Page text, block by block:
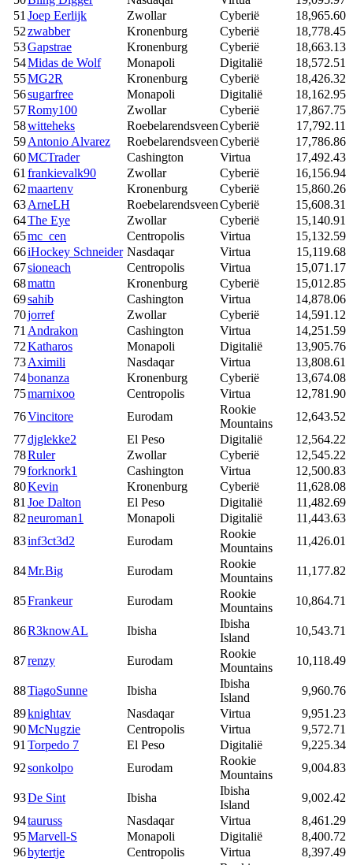
51Joep Eerlijk Zwollar Cyberië
18,965.60
52zwabber Kronenburg Cyberië
18,778.45
53Gapstrae Kronenburg Cyberië
18,663.13
54Midas de Wolf Monapoli Digitalië
18,572.51
55MG2R Kronenburg Cyberië
18,426.32
56sugarfree Monapoli Digitalië
18,162.95
57Romy100 Zwollar Cyberië
17,867.75
58witteheks RoebelarendsveenCyberië
17,792.11
59Antonio Alvarez RoebelarendsveenCyberië
17,786.86
60MCTrader Cashington Virtua
17,492.43
61frankievalk90 Zwollar Cyberië
16,156.94
62maartenv Kronenburg Cyberië
15,860.26
63ArneLH RoebelarendsveenCyberië
15,608.31
64The Eye Zwollar Cyberië
15,140.91
65mc_cen Centropolis Virtua
15,132.59
66iHockey Schneider Nasdaqar Virtua
15,119.68
67sioneach Centropolis Virtua
15,071.17
68mattn Kronenburg Cyberië
15,012.85
69sahib Cashington Virtua
14,878.06
70jorref Zwollar Cyberië
14,591.12
71Andrakon Cashington Virtua
14,251.59
72Katharos Monapoli Digitalië
13,905.76
73Aximili Nasdaqar Virtua
13,808.61
74bonanza Kronenburg Cyberië
13,674.08
75marnixoo Centropolis Virtua
12,781.90
76Vincitore Eurodam
Rookie
Mountains
12,643.52
77djglekke2 El Peso Digitalië
12,564.22
78Ruler Zwollar Cyberië
12,545.22
79forknork1 Cashington Virtua
12,500.83
80Kevin Kronenburg Cyberië
11,628.08
81Joe Dalton El Peso Digitalië
11,482.69
82neuroman1 Monapoli Digitalië
11,443.63
83inf3ct3d2 Eurodam
Rookie
Mountains
11,426.01
84Mr.Big Eurodam
Rookie
Mountains
11,177.82
85Frankeur Eurodam
Rookie
Mountains
10,864.71
86R3knowAL Ibisha
Ibisha
Island
10,543.71
87renzy Eurodam
Rookie
Mountains
10,118.49
88TiagoSunne Ibisha
Ibisha
Island
9,960.76
89knightav Nasdaqar Virtua
9,951.23
90McNugzie Centropolis Virtua
9,572.71
91Torpedo 7 El Peso Digitalië
9,225.34
92sonkolpo Eurodam
Rookie
Mountains
9,004.83
93De Sint Ibisha
Ibisha
Island
9,002.42
94tauruss Nasdaqar Virtua
8,461.29
95Marvell-S Monapoli Digitalië
8,400.72
96bytertje Centropolis Virtua
8,397.49